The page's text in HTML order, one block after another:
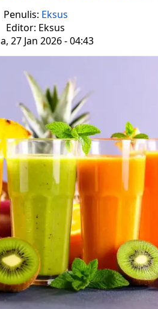
Penulis: Eksus
Editor: Eksus
27 Jan 2026 - 04:43